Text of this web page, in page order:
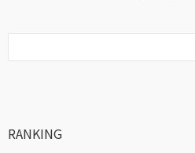
RANKING